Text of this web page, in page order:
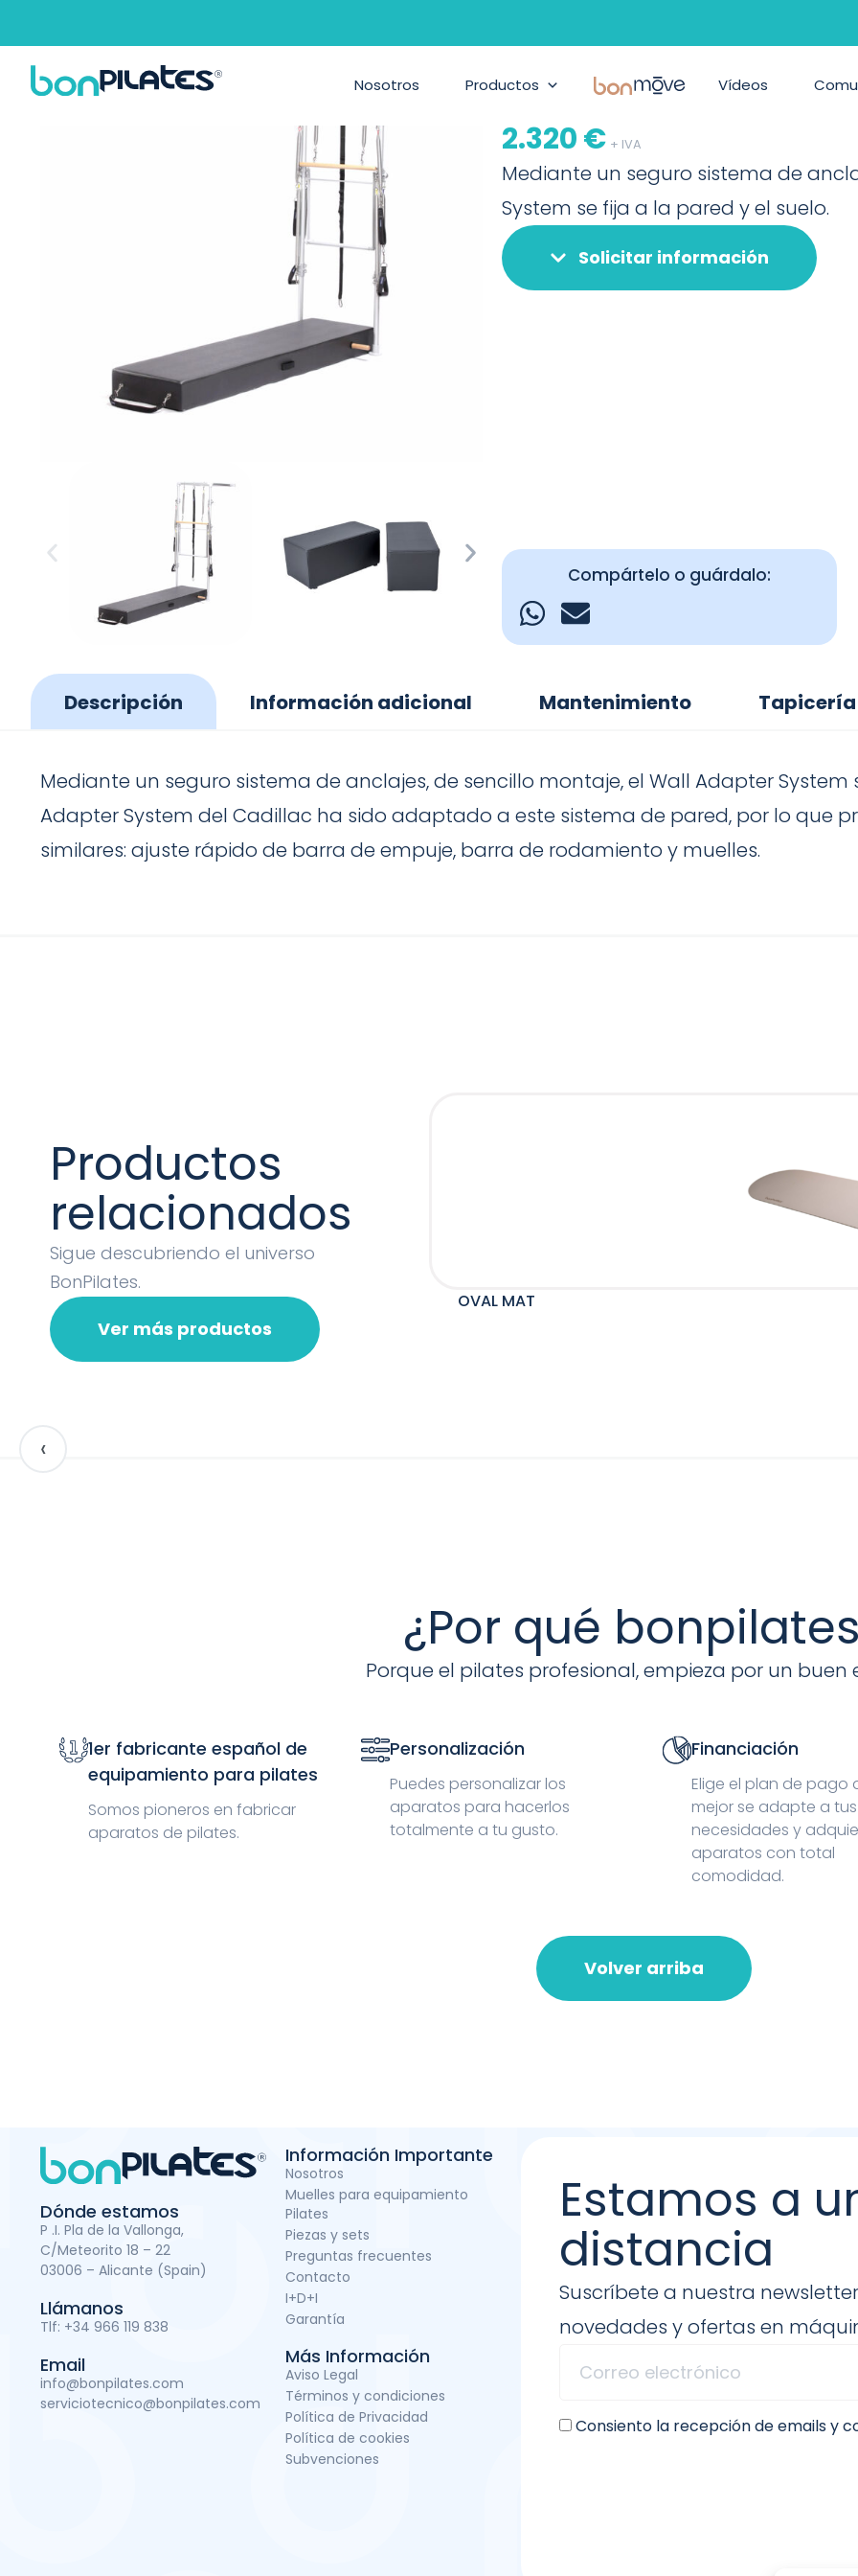
Nosotros Productos BonMove Vídeos
Wall adapter
2.320€ + IVA
Mediante un seguro sistema de
System se fija a la pared y el suelo.
Solicitar información
Compártelo o guárdalo:
‹
Descripción Información adicional Mantenimiento Tapicería
Mediante un seguro sistema de anclajes, de sencillo montaje, el Wall Adapter System
Adapter System del Cadillac ha sido adaptado a este sistema de pared, por lo que
similares: ajuste rápido de barra de empuje, barra de rodamiento y muelles.
Productos
relacionados
Sigue descubriendo el universo
BonPilates.
Ver más productos
OVAL MAT
¿Por qué
Porque el pilates profesional, empieza por un buen
1er fabricante español de
equipamiento para pilates
Somos pioneros en fabricar
aparatos de pilates.
Personalización
Puedes personalizar los
aparatos para hacerlos
totalmente a tu gusto.
Financiación
Elige el plan de pago
mejor se adapte a tus
necesidades y
aparatos con total
comodidad.
Volver arriba
Dónde estamos
P .I. Pla de la Vallonga,
C/Meteorito 18 – 22
03006 – Alicante (Spain)
Llámanos
Tlf: +34 966 119 838
Email
info@bonpilates.com
serviciotecnico@bonpilates.com
Información Importante
Nosotros
Muelles para equipamiento
Pilates
Piezas y sets
Preguntas frecuentes
Contacto
I+D+I
Garantía
Más Información
Aviso Legal
Términos y condiciones
Política de Privacidad
Política de cookies
Subvenciones
Estamos a
distancia
Suscríbete a nuestra
novedades y ofertas en
Consiento la recepción de emails y